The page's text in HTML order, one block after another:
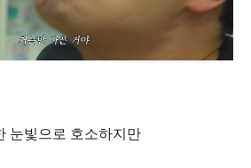
눈빛으로 호소하지만